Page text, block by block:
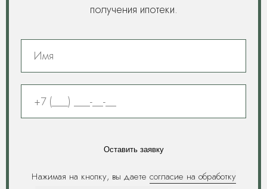
получения ипотеки.
Оставить заявку
Нажимая на кнопку, вы даете согласие на обработку